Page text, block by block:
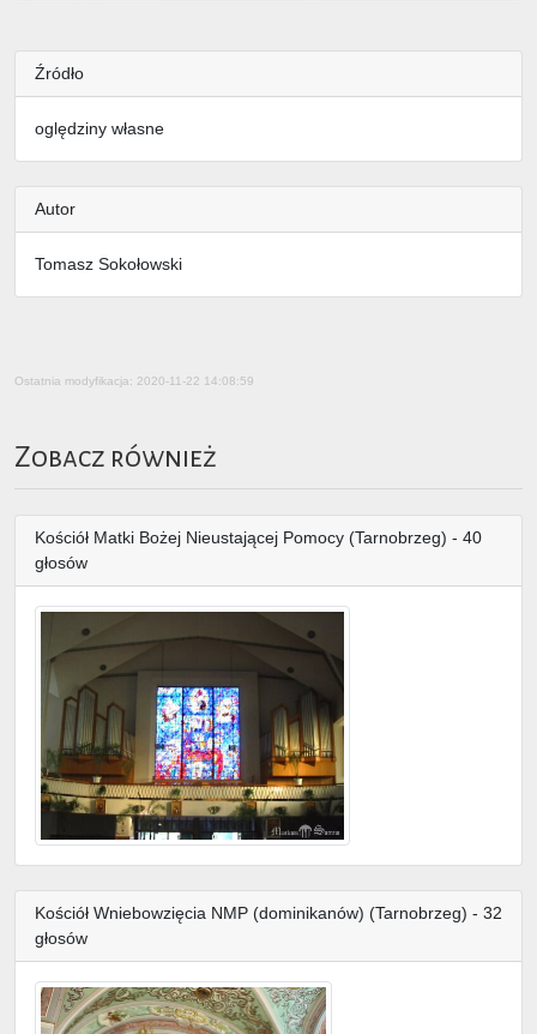
Źródło
oględziny własne
Autor
Tomasz Sokołowski
Ostatnia modyfikacja: 2020-11-22 14:08:59
Zobacz również
Kościół Matki Bożej Nieustającej Pomocy (Tarnobrzeg) - 40
głosów
Kościół Wniebowzięcia NMP (dominikanów) (Tarnobrzeg) - 32
głosów